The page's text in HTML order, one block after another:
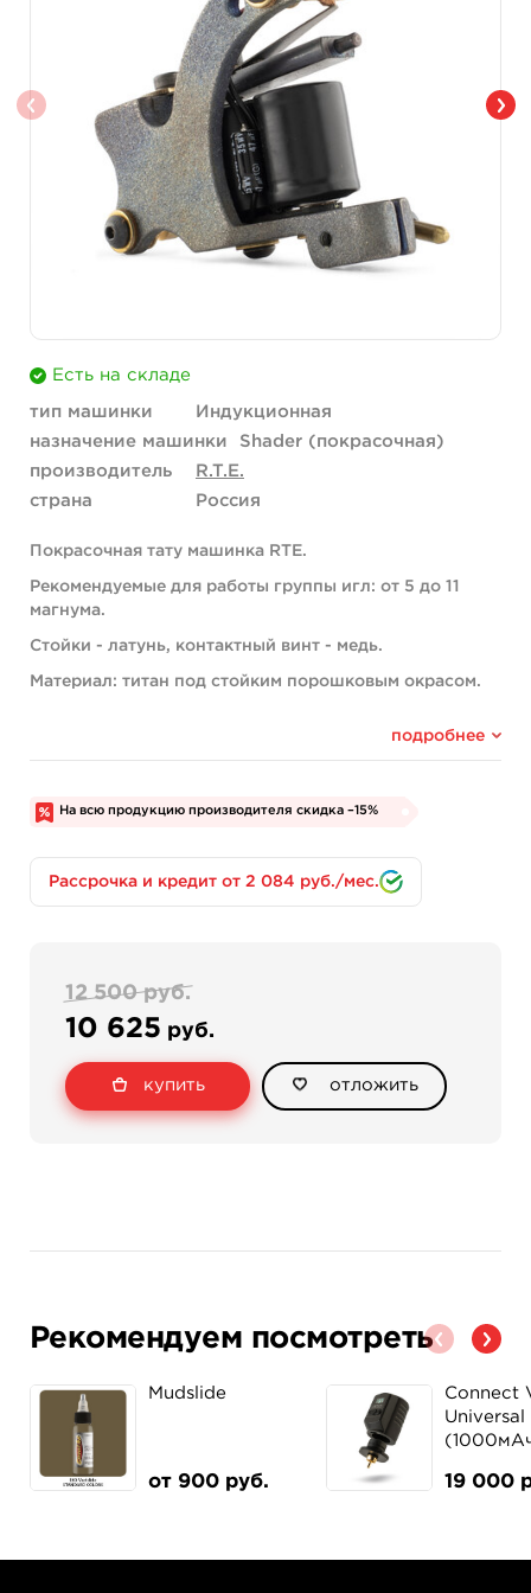
Есть на складе
тип машинки
Индукционная
назначение машинки
Shader (покрасочная)
производитель
R.T.E.
страна
Россия
Покрасочная тату машинка RTE.
Рекомендуемые для работы группы игл: от 5 до 11
магнума.
Стойки - латунь, контактный винт - медь.
Материал: титан под стойким порошковым окрасом.
подробнее
На всю продукцию производителя скидка –15%
Рассрочка и кредит от 2 084 руб./мес.
12 500 руб.
10 625 руб.
купить отложить
Рекомендуем посмотреть
Mudslide
от 900 руб.
Connect
19 000